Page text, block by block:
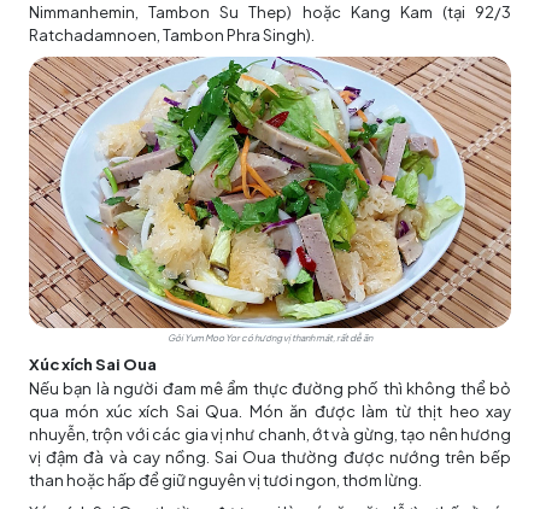
Nimmanhemin, Tambon Su Thep) hoặc Kang Kam (tại 92/3
Ratchadamnoen, Tambon Phra Singh).
Gỏi Yum Moo Yor có hương vị thanh mát, rất dễ ăn
Xúc xích Sai Oua
Nếu bạn là người đam mê ẩm thực đường phố thì không thể bỏ
qua món xúc xích Sai Qua. Món ăn được làm từ thịt heo xay
nhuyễn, trộn với các gia vị như chanh, ớt và gừng, tạo nên hương
vị đậm đà và cay nồng. Sai Oua thường được nướng trên bếp
than hoặc hấp để giữ nguyên vị tươi ngon, thơm lừng.